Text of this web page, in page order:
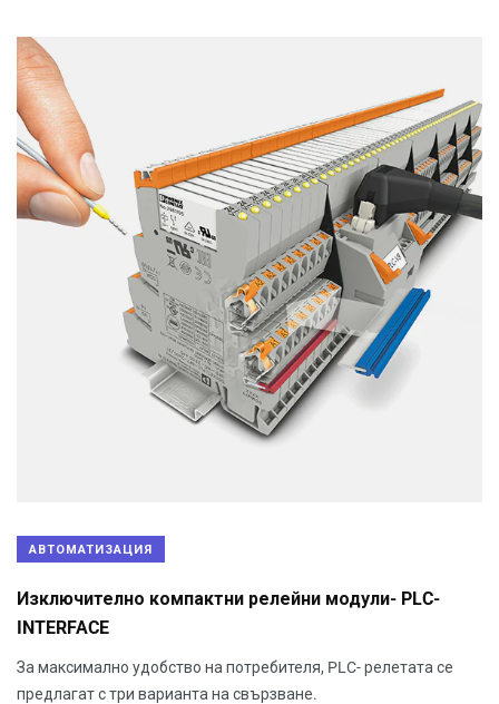
АВТОМАТИЗАЦИЯ
Изключително компактни релейни модули- PLC-
INTERFACE
За максимално удобство на потребителя, PLC- релетата се
предлагат с три варианта на свързване.